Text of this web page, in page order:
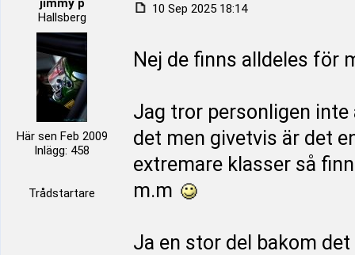
jimmy p
Hallsberg
Här sen Feb 2009
Inlägg: 458
Trådstartare
10 Sep 2025 18:14
Nej de finns alldeles för
Jag tror personligen
det men givetvis är det
extremare klasser så
m.m
Ja en stor del bakom